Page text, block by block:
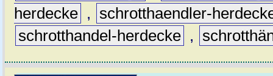
herdecke ,
schrotthaendler-
schrotthandel-herdecke ,